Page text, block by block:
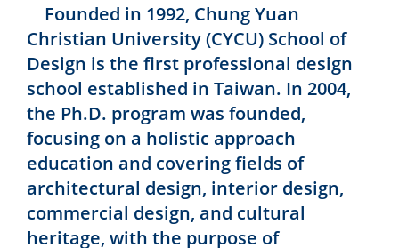
Founded in 1992, Chung Yuan
Christian University (CYCU) School of
Design is the first professional design
school established in Taiwan. In 2004,
the Ph.D. program was founded,
focusing on a holistic approach
education and covering fields of
architectural design, interior design,
commercial design, and cultural
heritage, with the purpose of